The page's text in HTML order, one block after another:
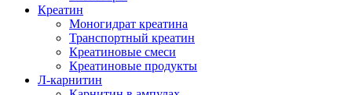
Креатин
Моногидрат креатина
Транспортный креатин
Креатиновые смеси
Креатиновые продукты
Л-карнитин